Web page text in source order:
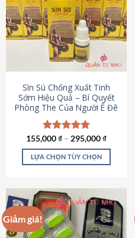
Sìn Sú Chống Xuất Tinh
Sớm Hiệu Quả – Bí Quyết
Phòng The Của Người Ê Đê
Được xếp
hạng4.95
5 sao
155,000₫ – 295,000₫
LỰA CHỌN TÙY CHỌN
này
có
nhiều
biến
Giảm giá!